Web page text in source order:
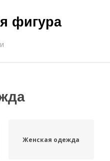
фигура
Женская одежда